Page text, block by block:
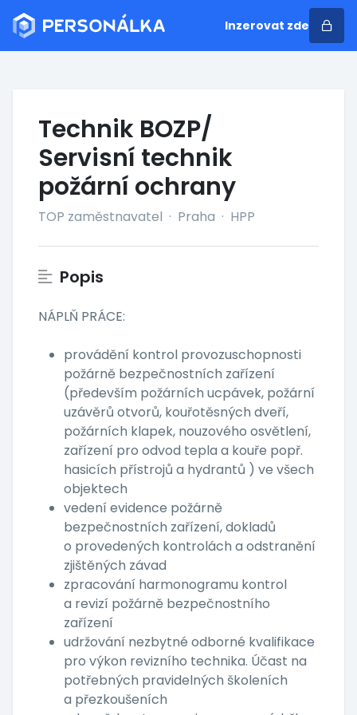
Inzerovat zde
Technik BOZP/
Servisní technik
požární ochrany
TOP zaměstnavatel · Praha · HPP
Popis
NÁPLŇ PRÁCE:
provádění kontrol provozuschopnosti
požárně bezpečnostních zařízení
(především požárních ucpávek, požární
uzávěrů otvorů, kouřotěsných dveří,
požárních klapek, nouzového osvětlení,
zařízení pro odvod tepla a kouře popř.
hasicích přístrojů a hydrantů ) ve všech
objektech
vedení evidence požárně
bezpečnostních zařízení, dokladů
o provedených kontrolách a odstranění
zjištěných závad
zpracování harmonogramu kontrol
a revizí požárně bezpečnostního
zařízení
udržování nezbytné odborné kvalifikace
pro výkon revizního technika. Účast na
potřebných pravidelných školeních
a přezkoušeních